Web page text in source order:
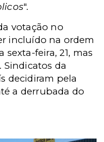
".
votação no
incluído na ordem
feira, 21, mas
da
decidiram pela
a derrubada do